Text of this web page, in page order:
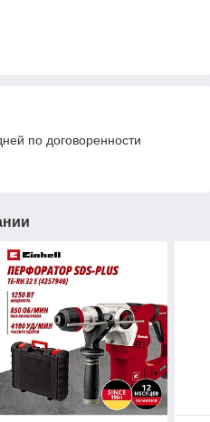
по договоренности